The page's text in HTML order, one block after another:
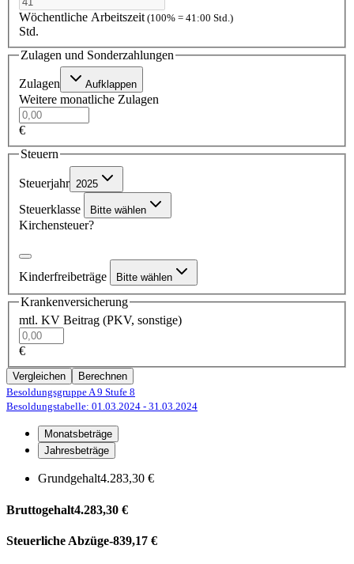
Wöchentliche Arbeitszeit (100% = 41:00 Std.)
Std.
Zulagen und Sonderzahlungen
Zulagen Aufklappen
Weitere monatliche Zulagen
€
Steuern
Steuerjahr 2025
Steuerklasse Bitte wählen
Kirchensteuer?
Kinderfreibeträge Bitte wählen
Krankenversicherung
mtl. KV Beitrag (PKV, sonstige)
€
Vergleichen
Berechnen
Besoldungsgruppe A 9 Stufe 8
Besoldungstabelle: 01.03.2024 - 31.03.2024
Monatsbeträge
Jahresbeträge
Grundgehalt4.283,30 €
Bruttogehalt4.283,30 €
Steuerliche Abzüge-839,17 €